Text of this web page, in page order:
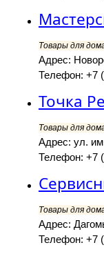
Товары для
Адрес:
Телефон: +7
Точка
Товары для
Адрес: ул.
Телефон: +7
Товары для
Адрес:
Телефон: +7